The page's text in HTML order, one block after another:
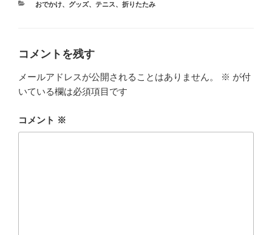
カ
おでかけ、 グッズ、 テニス、 折りたたみ
コメントを残す
メールアドレスが公開されることはありません。 ※ が付
いている欄は必須項目です
コメント ※